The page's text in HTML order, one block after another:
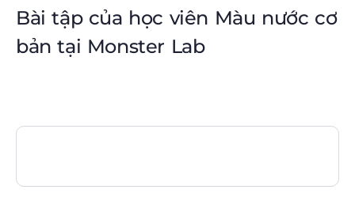
Bài tập của học viên Màu nước cơ
bản tại Monster Lab